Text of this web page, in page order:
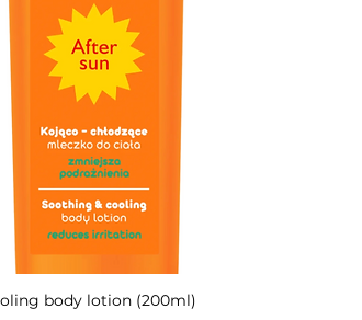
Ātrais skats
body lotion (200ml)